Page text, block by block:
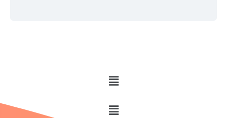
Menu
Menu